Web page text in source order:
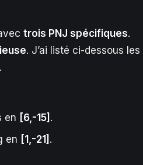
trois PNJ spécifiques.
. J’ai listé ci-dessous les
.
en [6,-15] .
en [1,-21] .